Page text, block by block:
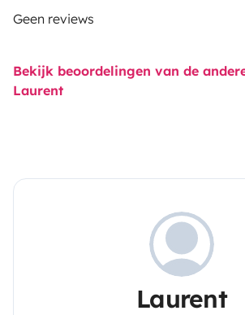
Geen reviews
Bekijk beoordelingen van de
Laurent
Laurent